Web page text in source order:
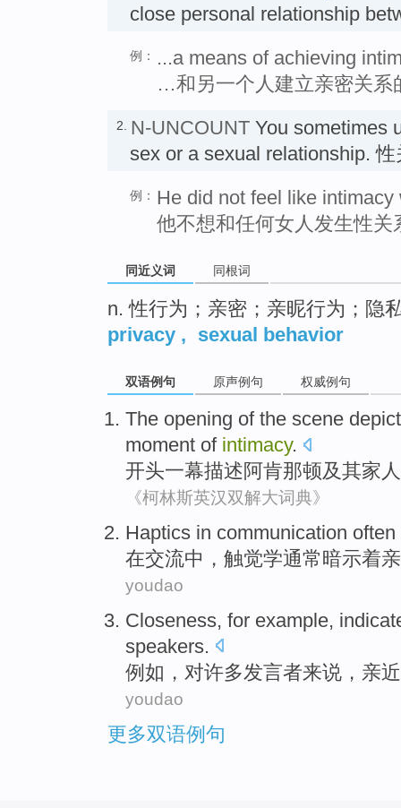
close personal relationship
例：
...a means of achieving
…和另一个人建立亲密关系
2. N-UNCOUNT You sometimes
sex or a sexual relationship. 性
例： He did not feel like
他不想和任何女人发生性关
同近义词 同根词
n. 性行为；亲密；亲昵行为；隐
privacy , sexual behavior
双语例句 原声例句 权威例句
The opening of the scene
moment of intimacy.
开头一幕描述阿肯那顿及其家人
《柯林斯英汉双解大词典》
Haptics in communication often
在交流中， 触觉学通常暗示着
youdao
Closeness, for example,
speakers.
例如 ，对许多发言者来说， 亲近
youdao
更多双语例句